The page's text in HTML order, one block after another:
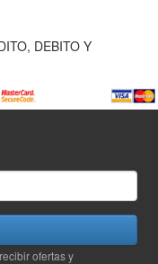
DEBITO Y
ofertas y